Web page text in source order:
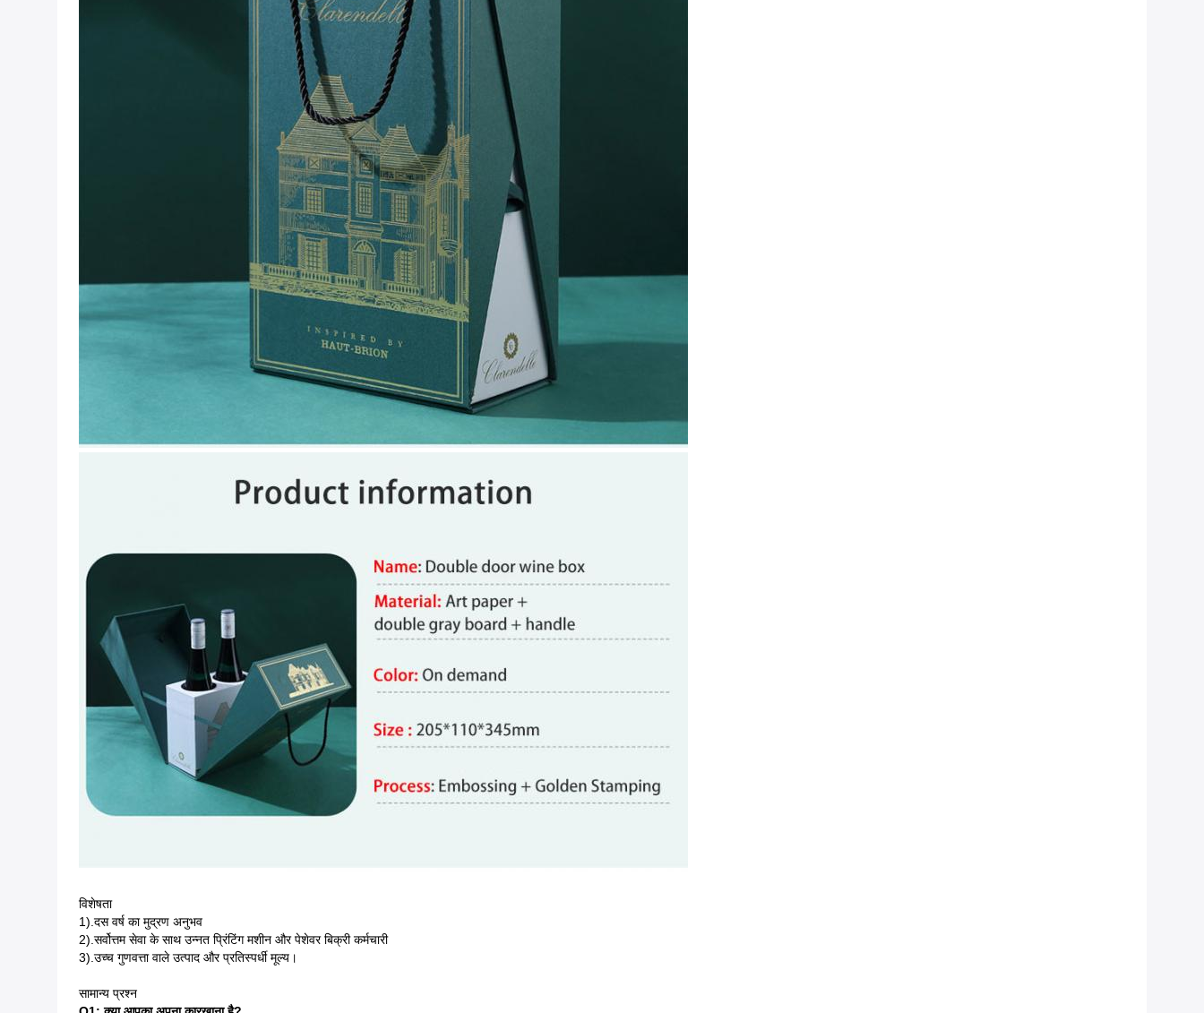
विशेषता
1).दस वर्ष का मुद्रण अनुभव
2).सर्वोत्तम सेवा के साथ उन्नत प्रिंटिंग मशीन और पेशेवर बिक्री कर्मचारी
3).उच्च गुणवत्ता वाले उत्पाद और प्रतिस्पर्धी मूल्य।
सामान्य प्रश्न